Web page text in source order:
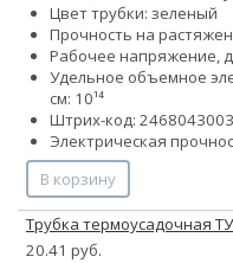
Цвет трубки: зеленый
Прочность на
Рабочее напряжение,
Удельное объемное
см: 10¹⁴
Штрих-код:
Электрическая
В корзину
Трубка термоусадочная
20.41 руб.